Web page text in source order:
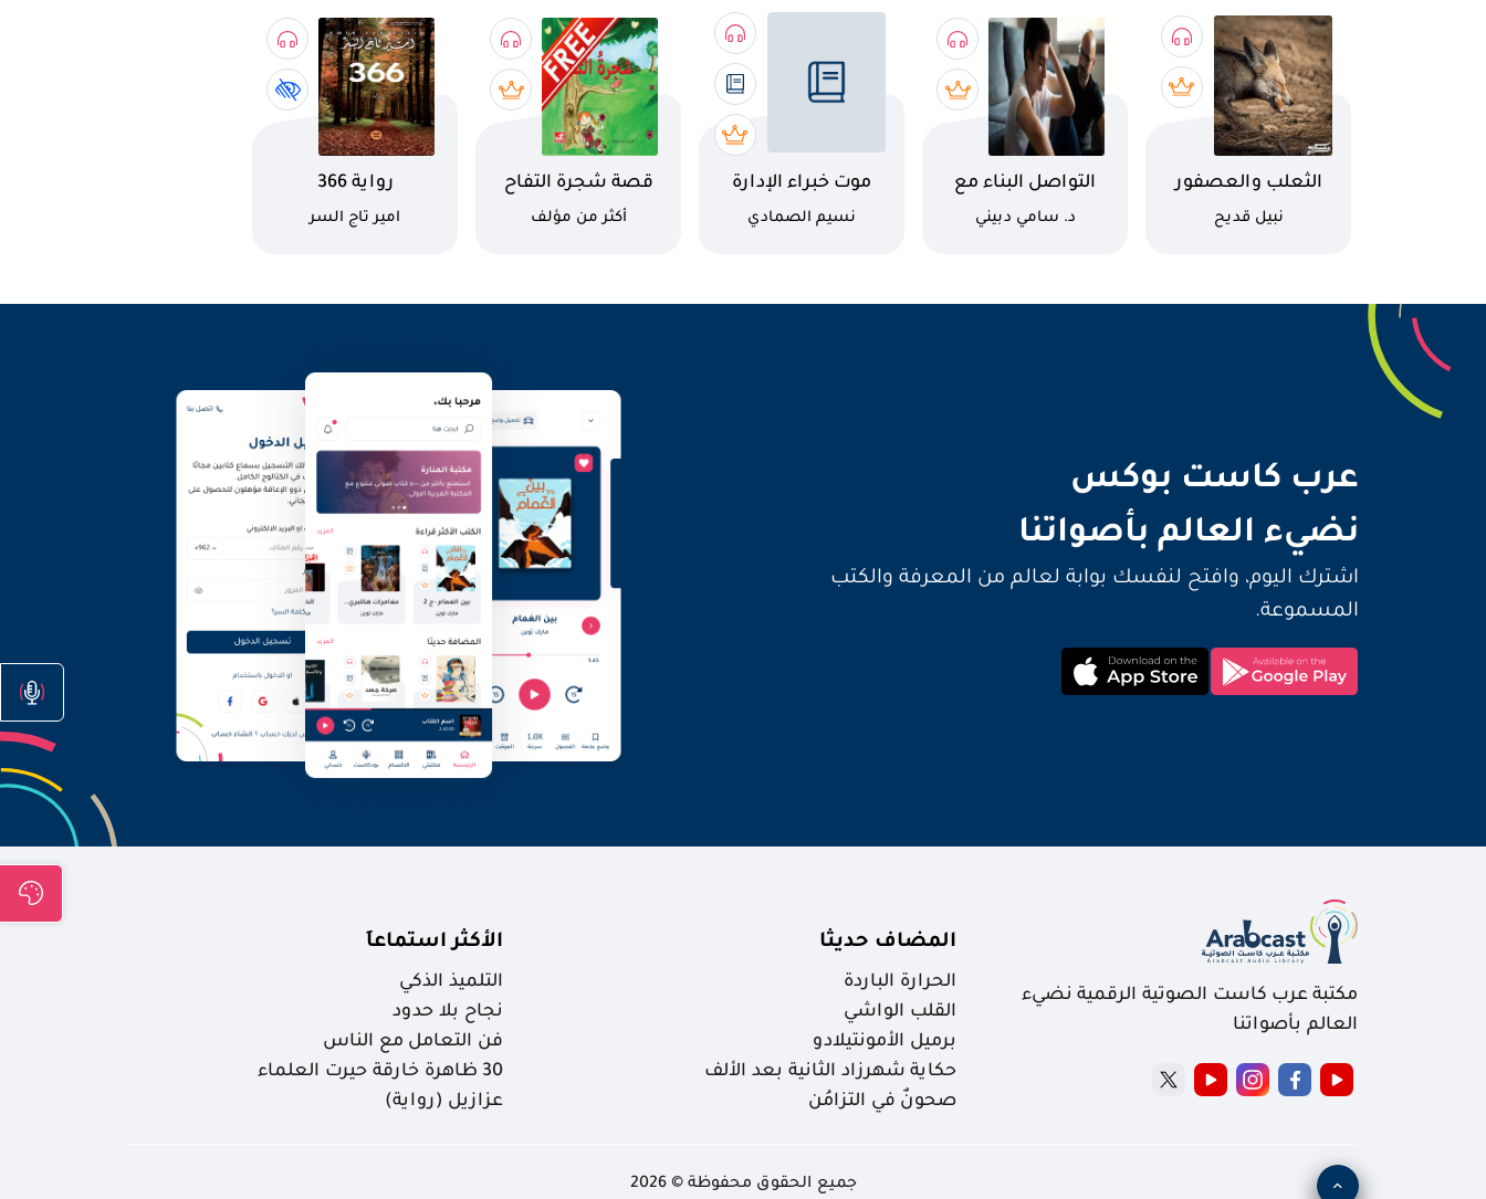
اسم الكتاب
الثعلب والعصفور
الدوري
كاتب
نبيل قديح
اسم الكتاب
التواصل البناء مع
المراهقينكاتب
د. سامي دبيني
اسم الكتاب
موت خبراء الإدارة
العرب!كاتب
نسيم الصمادي
اسم الكتاب
قصة شجرة التفاح
كاتب
أكثر من مؤلف
اسم الكتاب
رواية 366
كاتب
امير تاج السر
عرب كاست بوكس
نضيء العالم بأصواتنا
اشترك اليوم، وافتح لنفسك بوابة لعالم من المعرفة والكتب
المسموعة.
مكتبة عرب كاست الصوتية الرقمية نضيء
العالم بأصواتنا
المضاف حديثا
الحرارة الباردة
القلب الواشي
برميل الأمونتيلادو
حكاية شهرزاد الثانية بعد الألف
صحونٌ في التزامُن
الأكثر استماعاَ
التلميذ الذكي
نجاح بلا حدود
فن التعامل مع الناس
30 ظاهرة خارقة حيرت العلماء
عزازيل (رواية)
جميع الحقوق محفوظة © 2026